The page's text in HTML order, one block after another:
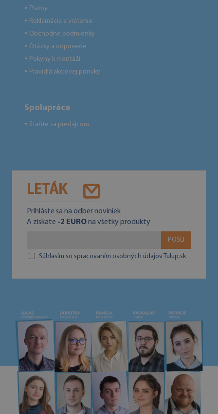
● Platby
● Reklamácia a vrátenie
● Obchodné podmienky
● Otázky a odpovede
● Pokyny k montáži
● Pravidlá akciovej ponuky
Spolupráca
● Staňte sa predajcom
LETÁK
Prihláste sa na odber noviniek
A získate -2 EUROna všetky produkty
POŠLI
Súhlasím so spracovaním osobných údajov Tulup.sk